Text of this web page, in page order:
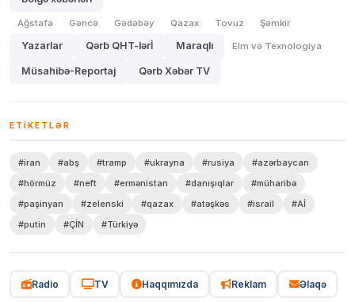
Ağstafa Gəncə Gədəbəy Qazax Tovuz Şəmkir
Yazarlar Qərb QHT-lərİ Maraqlı Elm və Texnologiya
Müsahibə-Reportaj Qərb Xəbər TV
ETIKETLƏR
#iran #abş #tramp #ukrayna #rusiya
#azərbaycan
#hörmüz
#neft #ermənistan #danışıqlar
#müharibə
#paşinyan
#zelenski #qazax #atəşkəs #israil
#Aİ
#putin
#ÇİN #Türkiyə
Radio TV Haqqımızda Reklam Əlaqə